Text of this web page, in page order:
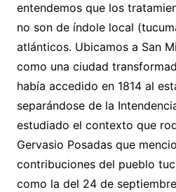
entendemos que los
no son de índole local
atlánticos. Ubicamos a San
como una ciudad
había accedido en 1814 al
separándose de la
estudiado el contexto que
Gervasio Posadas que
contribuciones del pueblo
como la del 24 de